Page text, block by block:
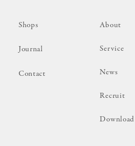
Shops
Journal
Contact
About
Service
News
Recruit
Download